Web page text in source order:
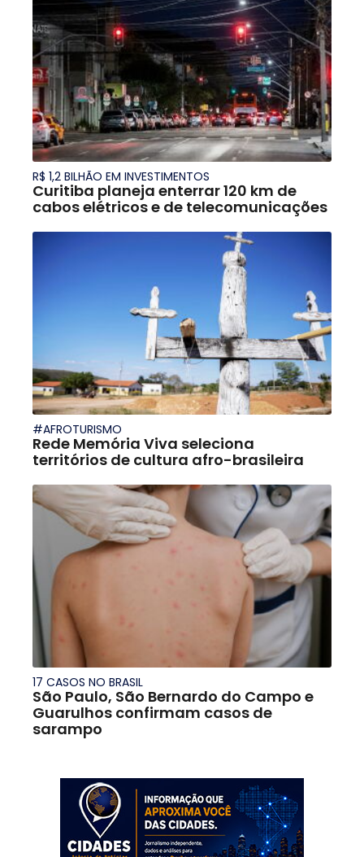
R$ 1,2 BILHÃO EM INVESTIMENTOS
Curitiba planeja enterrar 120 km de
cabos elétricos e de telecomunicações
#AFROTURISMO
Rede Memória Viva seleciona
territórios de cultura afro-brasileira
17 CASOS NO BRASIL
São Paulo, São Bernardo do Campo e
Guarulhos confirmam casos de
sarampo